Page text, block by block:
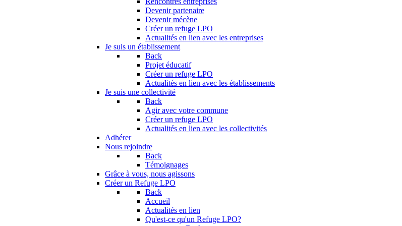
Devenir partenaire
Devenir mécène
Créer un refuge LPO
Actualités en lien avec les entreprises
Je suis un établissement
Back
Projet éducatif
Créer un refuge LPO
Actualités en lien avec les établissements
Je suis une collectivité
Back
Agir avec votre commune
Créer un refuge LPO
Actualités en lien avec les collectivités
Adhérer
Nous rejoindre
Back
Témoignages
Grâce à vous, nous agissons
Créer un Refuge LPO
Back
Accueil
Actualités en lien
Qu'est-ce qu'un Refuge LPO?